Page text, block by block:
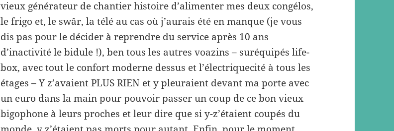
vieux générateur de chantier histoire d’alimenter mes deux congélos,
le frigo et, le swâr, la télé au cas où j’aurais été en manque (je vous
dis pas pour le décider à reprendre du service après 10 ans
d’inactivité le bidule !), ben tous les autres voazins – suréquipés life-
box, avec tout le confort moderne dessus et l’électriquecité à tous les
étages – Y z’avaient PLUS RIEN et y pleuraient devant ma porte avec
un euro dans la main pour pouvoir passer un coup de ce bon vieux
bigophone à leurs proches et leur dire que si y-z’étaient coupés du